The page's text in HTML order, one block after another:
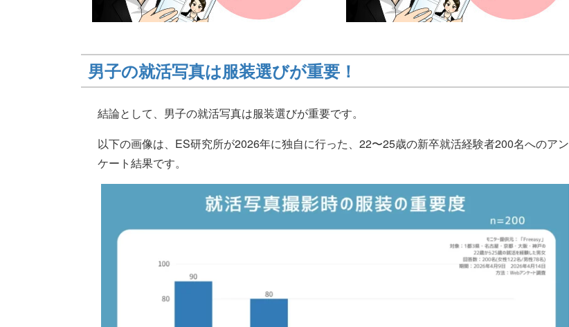
男子の就活写真は服装選びが重要！
結論として、男子の就活写真は服装選びが重要です。
以下の画像は、ES研究所が2026年に独自に行った、22〜25歳の新卒就活経験者200名へのアン
ケート結果です。